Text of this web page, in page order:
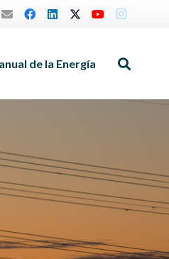
de la Energía